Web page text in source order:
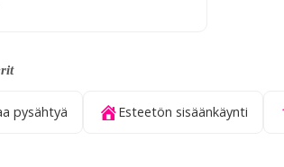
pysähtyä Esteetön sisäänkäynti